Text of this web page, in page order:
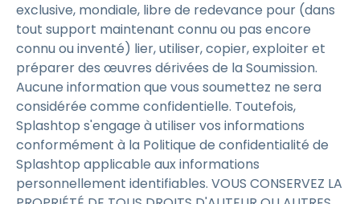
exclusive, mondiale, libre de redevance pour (dans
tout support maintenant connu ou pas encore
connu ou inventé) lier, utiliser, copier, exploiter et
préparer des œuvres dérivées de la Soumission.
Aucune information que vous soumettez ne sera
considérée comme confidentielle. Toutefois,
Splashtop s'engage à utiliser vos informations
conformément à la Politique de confidentialité de
Splashtop applicable aux informations
personnellement identifiables. VOUS CONSERVEZ LA